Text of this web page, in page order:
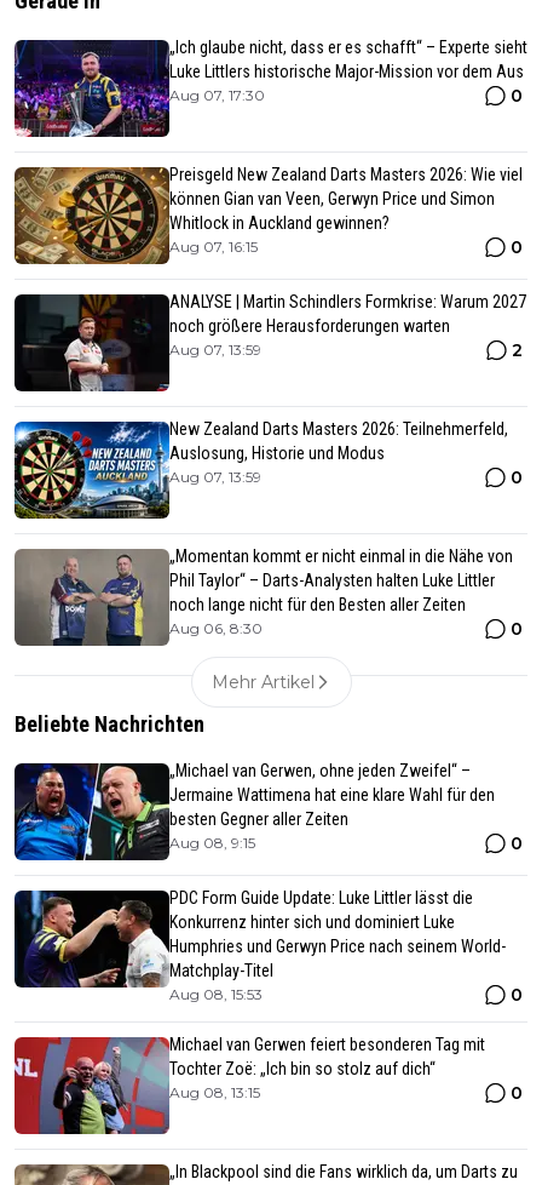
„Ich glaube nicht, dass er es schafft“ – Experte sieht
Luke Littlers historische Major-Mission vor dem Aus
Aug 07, 17:30 0
Preisgeld New Zealand Darts Masters 2026: Wie viel
können Gian van Veen, Gerwyn Price und Simon
Whitlock in Auckland gewinnen?
Aug 07, 16:15 0
ANALYSE | Martin Schindlers Formkrise: Warum 2027
noch größere Herausforderungen warten
Aug 07, 13:59 2
New Zealand Darts Masters 2026: Teilnehmerfeld,
Auslosung, Historie und Modus
Aug 07, 13:59 0
„Momentan kommt er nicht einmal in die Nähe von
Phil Taylor“ – Darts-Analysten halten Luke Littler
noch lange nicht für den Besten aller Zeiten
Aug 06, 8:30 0
Mehr Artikel
Beliebte Nachrichten
„Michael van Gerwen, ohne jeden Zweifel“ –
Jermaine Wattimena hat eine klare Wahl für den
besten Gegner aller Zeiten
Aug 08, 9:15 0
PDC Form Guide Update: Luke Littler lässt die
Konkurrenz hinter sich und dominiert Luke
Humphries und Gerwyn Price nach seinem World-
Matchplay-Titel
Aug 08, 15:53 0
Michael van Gerwen feiert besonderen Tag mit
Tochter Zoë: „Ich bin so stolz auf dich“
Aug 08, 13:15 0
„In Blackpool sind die Fans wirklich da, um Darts zu